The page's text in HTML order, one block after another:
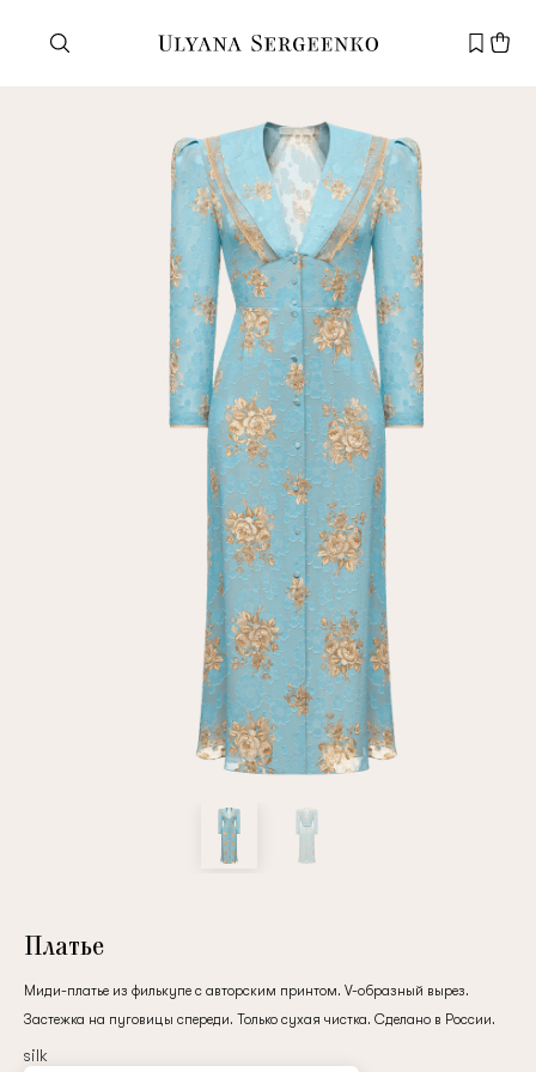
Нужна помощь?
Служба поддержки
+7 495 105 70 25
support@ulyanasergeenko.com
Пн—Пт
11—19
Новый
клиент
Электронная почта
Подписаться на обновления
Нажимая на кнопку "Регистрация", вы соглашаетесь с
политики конфиденциальности
Зарегистрированный
Платье
Миди-платье из филькупе с авторским принтом. V-образный вырез.
Застежка на пуговицы спереди. Только сухая чистка. Сделано в России.
silk